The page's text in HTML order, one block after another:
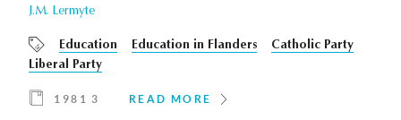
J.M. Lermyte
Education Education in Flanders
Catholic Party
Liberal Party
1981 3 READ MORE